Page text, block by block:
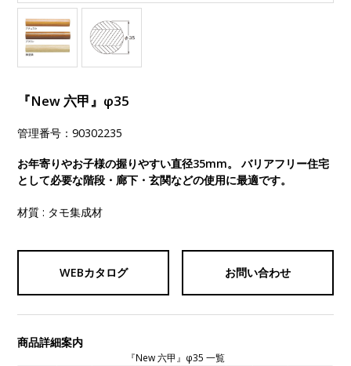
『New 六甲』φ35
管理番号：90302235
お年寄りやお子様の握りやすい直径35mm。 バリアフリー住宅
として必要な階段・廊下・玄関などの使用に最適です。
材質 : タモ集成材
WEBカタログ お問い合わせ
商品詳細案内
『New 六甲』φ35 一覧